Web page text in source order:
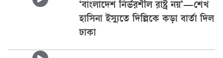
‘বাংলাদেশ নির্ভরশীল রাষ্ট্র নয়’—শেখ
হাসিনা ইস্যুতে দিল্লিকে কড়া বার্তা দিল
ঢাকা